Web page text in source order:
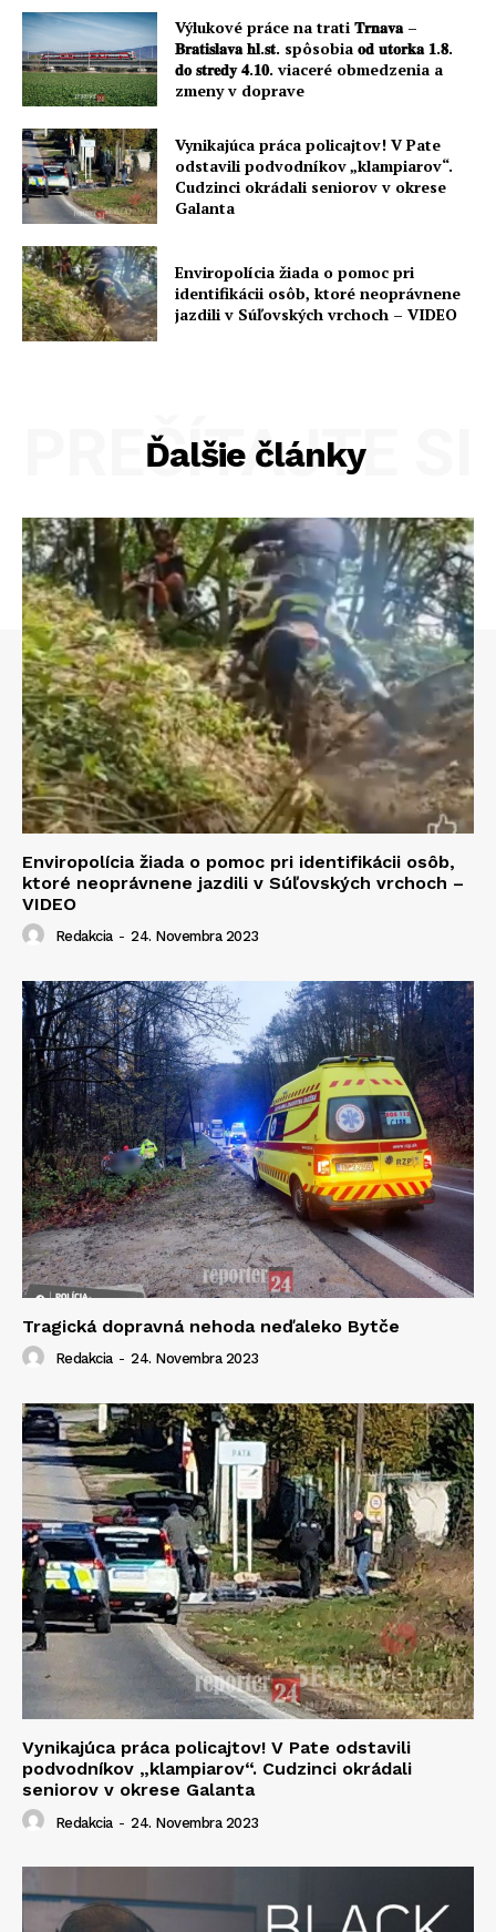
Výlukové práce na trati 𝐓𝐫𝐧𝐚𝐯𝐚 –
𝐁𝐫𝐚𝐭𝐢𝐬𝐥𝐚𝐯𝐚 𝐡𝐥.𝐬𝐭. spôsobia 𝐨𝐝 𝐮𝐭𝐨𝐫𝐤𝐚 𝟏.𝟖.
𝐝𝐨 𝐬𝐭𝐫𝐞𝐝𝐲 𝟒.𝟏𝟎. viaceré obmedzenia a
zmeny v doprave
Vynikajúca práca policajtov! V Pate
odstavili podvodníkov „klampiarov“.
Cudzinci okrádali seniorov v okrese
Galanta
Enviropolícia žiada o pomoc pri
identifikácii osôb, ktoré neoprávnene
jazdili v Súľovských vrchoch – VIDEO
Ďalšie články
PREČÍTAJTE SI
Enviropolícia žiada o pomoc pri identifikácii osôb,
ktoré neoprávnene jazdili v Súľovských vrchoch –
VIDEO
Redakcia - 24. Novembra 2023
Tragická dopravná nehoda neďaleko Bytče
Redakcia - 24. Novembra 2023
Vynikajúca práca policajtov! V Pate odstavili
podvodníkov „klampiarov“. Cudzinci okrádali
seniorov v okrese Galanta
Redakcia - 24. Novembra 2023